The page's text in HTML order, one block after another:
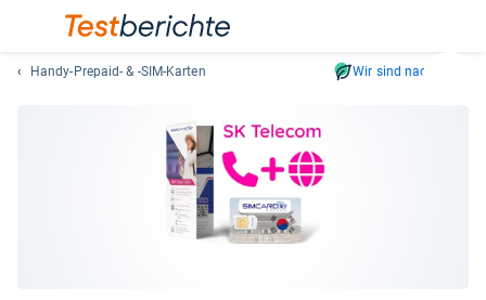
Handy-Prepaid- & -SIM-Karten Wir sind nachhaltig